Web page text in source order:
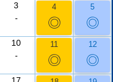
3
-
4
◎
5
◎
10
-
11
◎
12
◎